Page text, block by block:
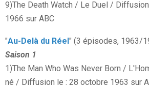
9)The Death Watch / Le Duel /
1966 sur ABC
"Au-Delà du Réel" (3 épisodes, 1963/
Saison 1
1)The Man Who Was Never Born /
né / Diffusion le : 28 octobre 1963 sur